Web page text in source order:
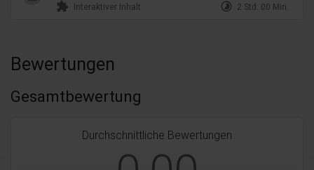
extension Interaktiver Inhalt timelapse 2 Std. 00 Min.
Bewertungen
Gesamtbewertung
Durchschnittliche Bewertungen